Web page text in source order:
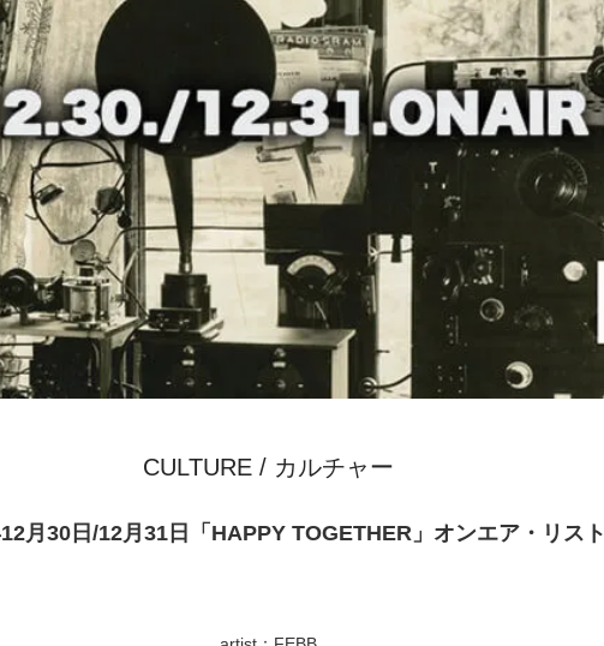
CULTURE / カルチャー
月30日/12月31日「HAPPY TOGETHER」オンエア・リスト